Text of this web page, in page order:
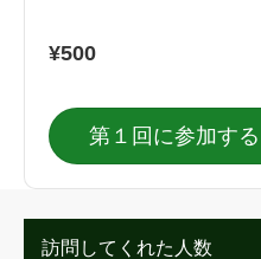
¥500
第１回に参加する
訪問してくれた人数